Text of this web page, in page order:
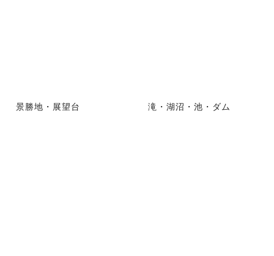
景勝地・展望台 滝・湖沼・池・ダム